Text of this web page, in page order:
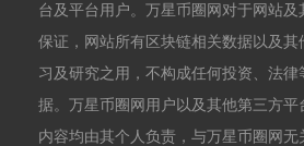
台及平台用户。万星币圈网对于网站
保证，网站所有区块链相关数据以及
习及研究之用，不构成任何投资、法
据。万星币圈网用户以及其他第三方
内容均由其个人负责，与万星币圈网